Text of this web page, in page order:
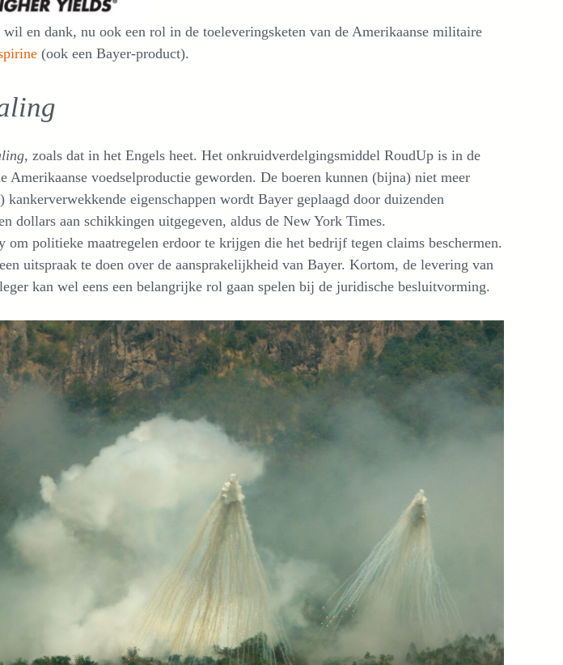
wil en dank, nu ook een rol in de toeleveringsketen van de Amerikaanse militaire
(ook een Bayer-product).
, zoals dat in het Engels heet. Het onkruidverdelgingsmiddel RoudUp is in de
voedselproductie geworden. De boeren kunnen (bijna) niet meer
kankerverwekkende eigenschappen wordt Bayer geplaagd door duizenden
dollars aan schikkingen uitgegeven, aldus de New York Times.
politieke maatregelen erdoor te krijgen die het bedrijf tegen claims beschermen.
uitspraak te doen over de aansprakelijkheid van Bayer. Kortom, de levering van
kan wel eens een belangrijke rol gaan spelen bij de juridische besluitvorming.